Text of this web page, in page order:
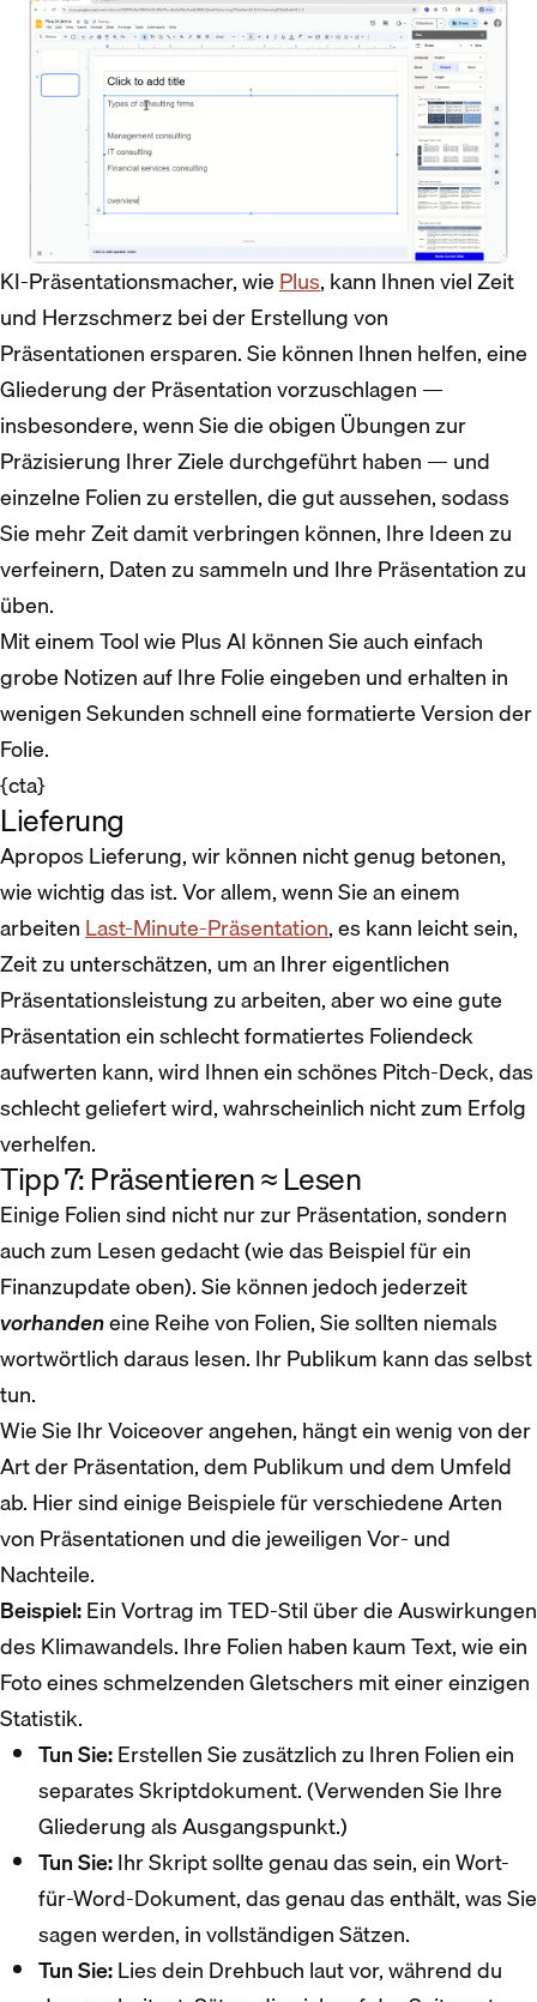
KI-Präsentationsmacher, wie Plus, kann Ihnen viel Zeit
und Herzschmerz bei der Erstellung von
Präsentationen ersparen. Sie können Ihnen helfen, eine
Gliederung der Präsentation vorzuschlagen —
insbesondere, wenn Sie die obigen Übungen zur
Präzisierung Ihrer Ziele durchgeführt haben — und
einzelne Folien zu erstellen, die gut aussehen, sodass
Sie mehr Zeit damit verbringen können, Ihre Ideen zu
verfeinern, Daten zu sammeln und Ihre Präsentation zu
üben.
Mit einem Tool wie Plus AI können Sie auch einfach
grobe Notizen auf Ihre Folie eingeben und erhalten in
wenigen Sekunden schnell eine formatierte Version der
Folie.
{cta}
Lieferung
Apropos Lieferung, wir können nicht genug betonen,
wie wichtig das ist. Vor allem, wenn Sie an einem
arbeiten Last-Minute-Präsentation, es kann leicht sein,
Zeit zu unterschätzen, um an Ihrer eigentlichen
Präsentationsleistung zu arbeiten, aber wo eine gute
Präsentation ein schlecht formatiertes Foliendeck
aufwerten kann, wird Ihnen ein schönes Pitch-Deck, das
schlecht geliefert wird, wahrscheinlich nicht zum Erfolg
verhelfen.
Tipp 7: Präsentieren ≈ Lesen
Einige Folien sind nicht nur zur Präsentation, sondern
auch zum Lesen gedacht (wie das Beispiel für ein
Finanzupdate oben). Sie können jedoch jederzeit
vorhandeneine Reihe von Folien, Sie sollten niemals
wortwörtlich daraus lesen. Ihr Publikum kann das selbst
tun.
Wie Sie Ihr Voiceover angehen, hängt ein wenig von der
Art der Präsentation, dem Publikum und dem Umfeld
ab. Hier sind einige Beispiele für verschiedene Arten
von Präsentationen und die jeweiligen Vor- und
Nachteile.
Beispiel:Ein Vortrag im TED-Stil über die Auswirkungen
des Klimawandels. Ihre Folien haben kaum Text, wie ein
Foto eines schmelzenden Gletschers mit einer einzigen
Statistik.
Tun Sie:Erstellen Sie zusätzlich zu Ihren Folien ein
separates Skriptdokument. (Verwenden Sie Ihre
Gliederung als Ausgangspunkt.)
Tun Sie:Ihr Skript sollte genau das sein, ein Wort-
für-Word-Dokument, das genau das enthält, was Sie
sagen werden, in vollständigen Sätzen.
Tun Sie:Lies dein Drehbuch laut vor, während du